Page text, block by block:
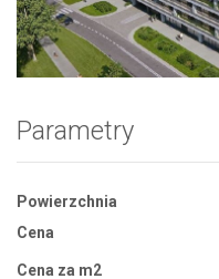
Zdjęcie 1
Parametry
Powierzchnia
Cena
Cena za m2